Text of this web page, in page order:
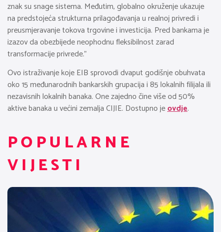
znak su snage sistema. Međutim, globalno okruženje ukazuje
na predstojeća strukturna prilagođavanja u realnoj privredi i
preusmjeravanje tokova trgovine i investicija. Pred bankama je
izazov da obezbijede neophodnu fleksibilnost zarad
transformacije privrede.”
Ovo istraživanje koje EIB sprovodi dvaput godišnje obuhvata
oko 15 međunarodnih bankarskih grupacija i 85 lokalnih filijala ili
nezavisnih lokalnih banaka. One zajedno čine više od 50%
aktive banaka u većini zemalja CIJIE. Dostupno jeovdje.
POPULARNE
VIJESTI